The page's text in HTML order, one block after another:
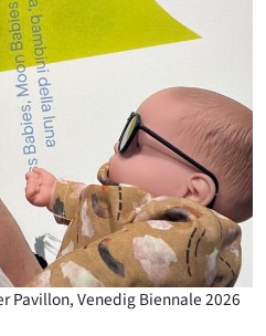
Pavillon, Venedig Biennale 2026